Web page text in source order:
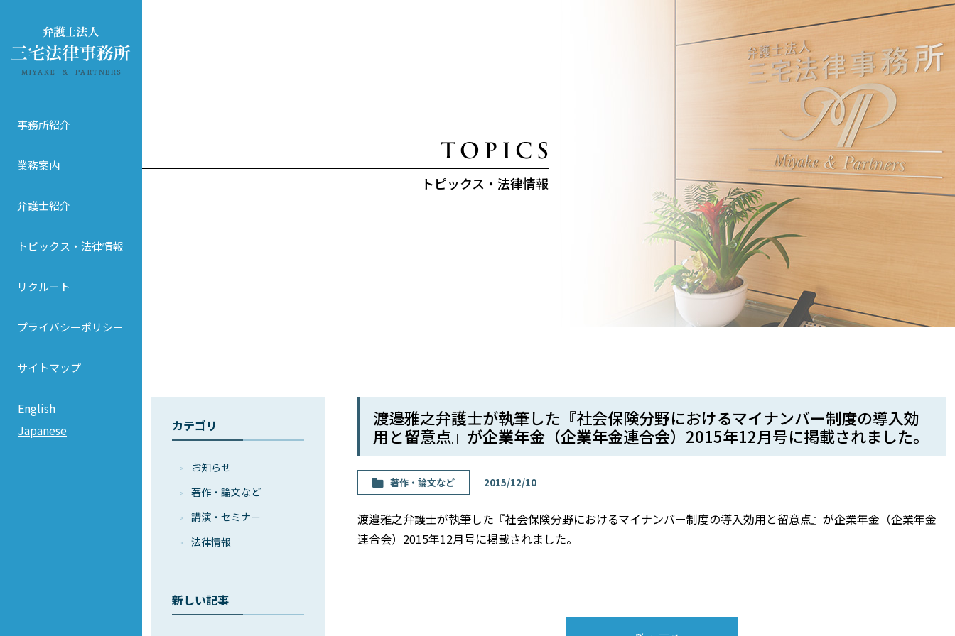
事務所紹介
業務案内
弁護士紹介
トピックス・法律情報
リクルート
プライバシーポリシー
サイトマップ
English
Japanese
トピックス・法律情報
カテゴリ
お知らせ
著作・論⽂など
講演・セミナー
法律情報
新しい記事
渡邉雅之弁護士が執筆した『社会保険分野におけるマイナンバー制度の導入効
用と留意点』が企業年金（企業年金連合会）2015年12月号に掲載されました。
著作・論⽂など 2015/12/10
渡邉雅之弁護士が執筆した『社会保険分野におけるマイナンバー制度の導入効用と留意点』が企業年金（企業年金
連合会）2015年12月号に掲載されました。